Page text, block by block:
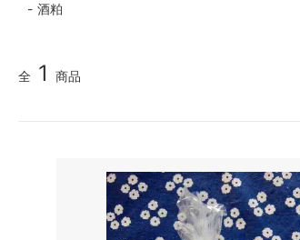
酒粕
全 1 商品